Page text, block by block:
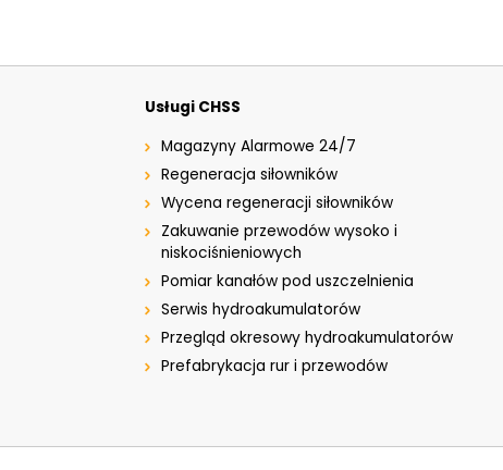
Usługi CHSS
Magazyny Alarmowe 24/7
Regeneracja siłowników
Wycena regeneracji siłowników
Zakuwanie przewodów wysoko i
niskociśnieniowych
Pomiar kanałów pod uszczelnienia
Serwis hydroakumulatorów
Przegląd okresowy hydroakumulatorów
Prefabrykacja rur i przewodów